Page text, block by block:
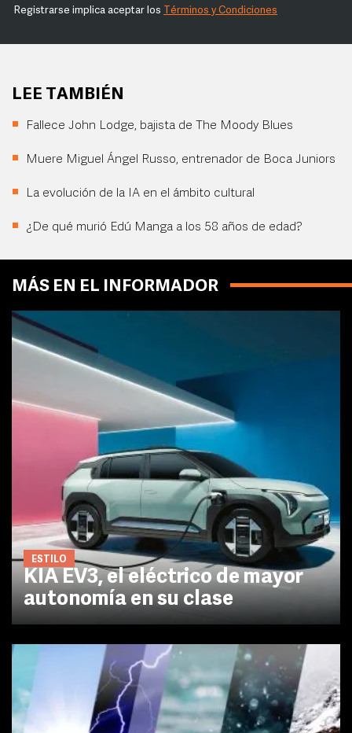
Registrarse implica aceptar los Términos y Condiciones
LEE TAMBIÉN
Fallece John Lodge, bajista de The Moody Blues
Muere Miguel Ángel Russo, entrenador de Boca Juniors
La evolución de la IA en el ámbito cultural
¿De qué murió Edú Manga a los 58 años de edad?
MÁS EN EL INFORMADOR
ESTILO
KIA EV3, el eléctrico de mayor
autonomía en su clase